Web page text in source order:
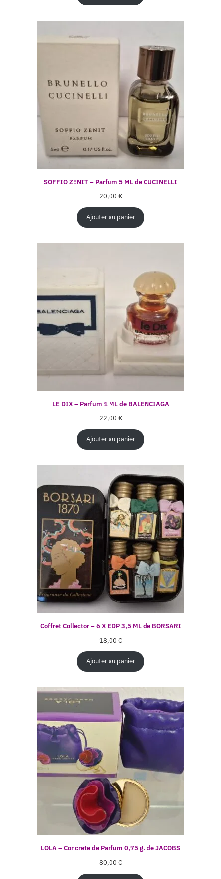
SOFFIO ZENIT – Parfum 5 ML de CUCINELLI
20,00 €
Ajouter au panier
LE DIX – Parfum 1 ML de BALENCIAGA
22,00 €
Ajouter au panier
Coffret Collector – 6 X EDP 3,5 ML de BORSARI
18,00 €
Ajouter au panier
LOLA – Concrete de Parfum 0,75 g. de JACOBS
80,00 €